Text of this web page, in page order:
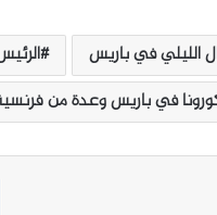
الليلي في باريس
كورونا في باريس وعدة من